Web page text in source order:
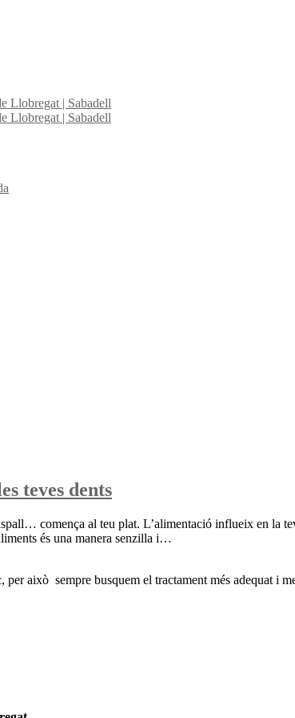
teves dents
comença al teu plat. L’alimentació influeix en la
és una manera senzilla i…
per això sempre busquem el tractament més adequat i